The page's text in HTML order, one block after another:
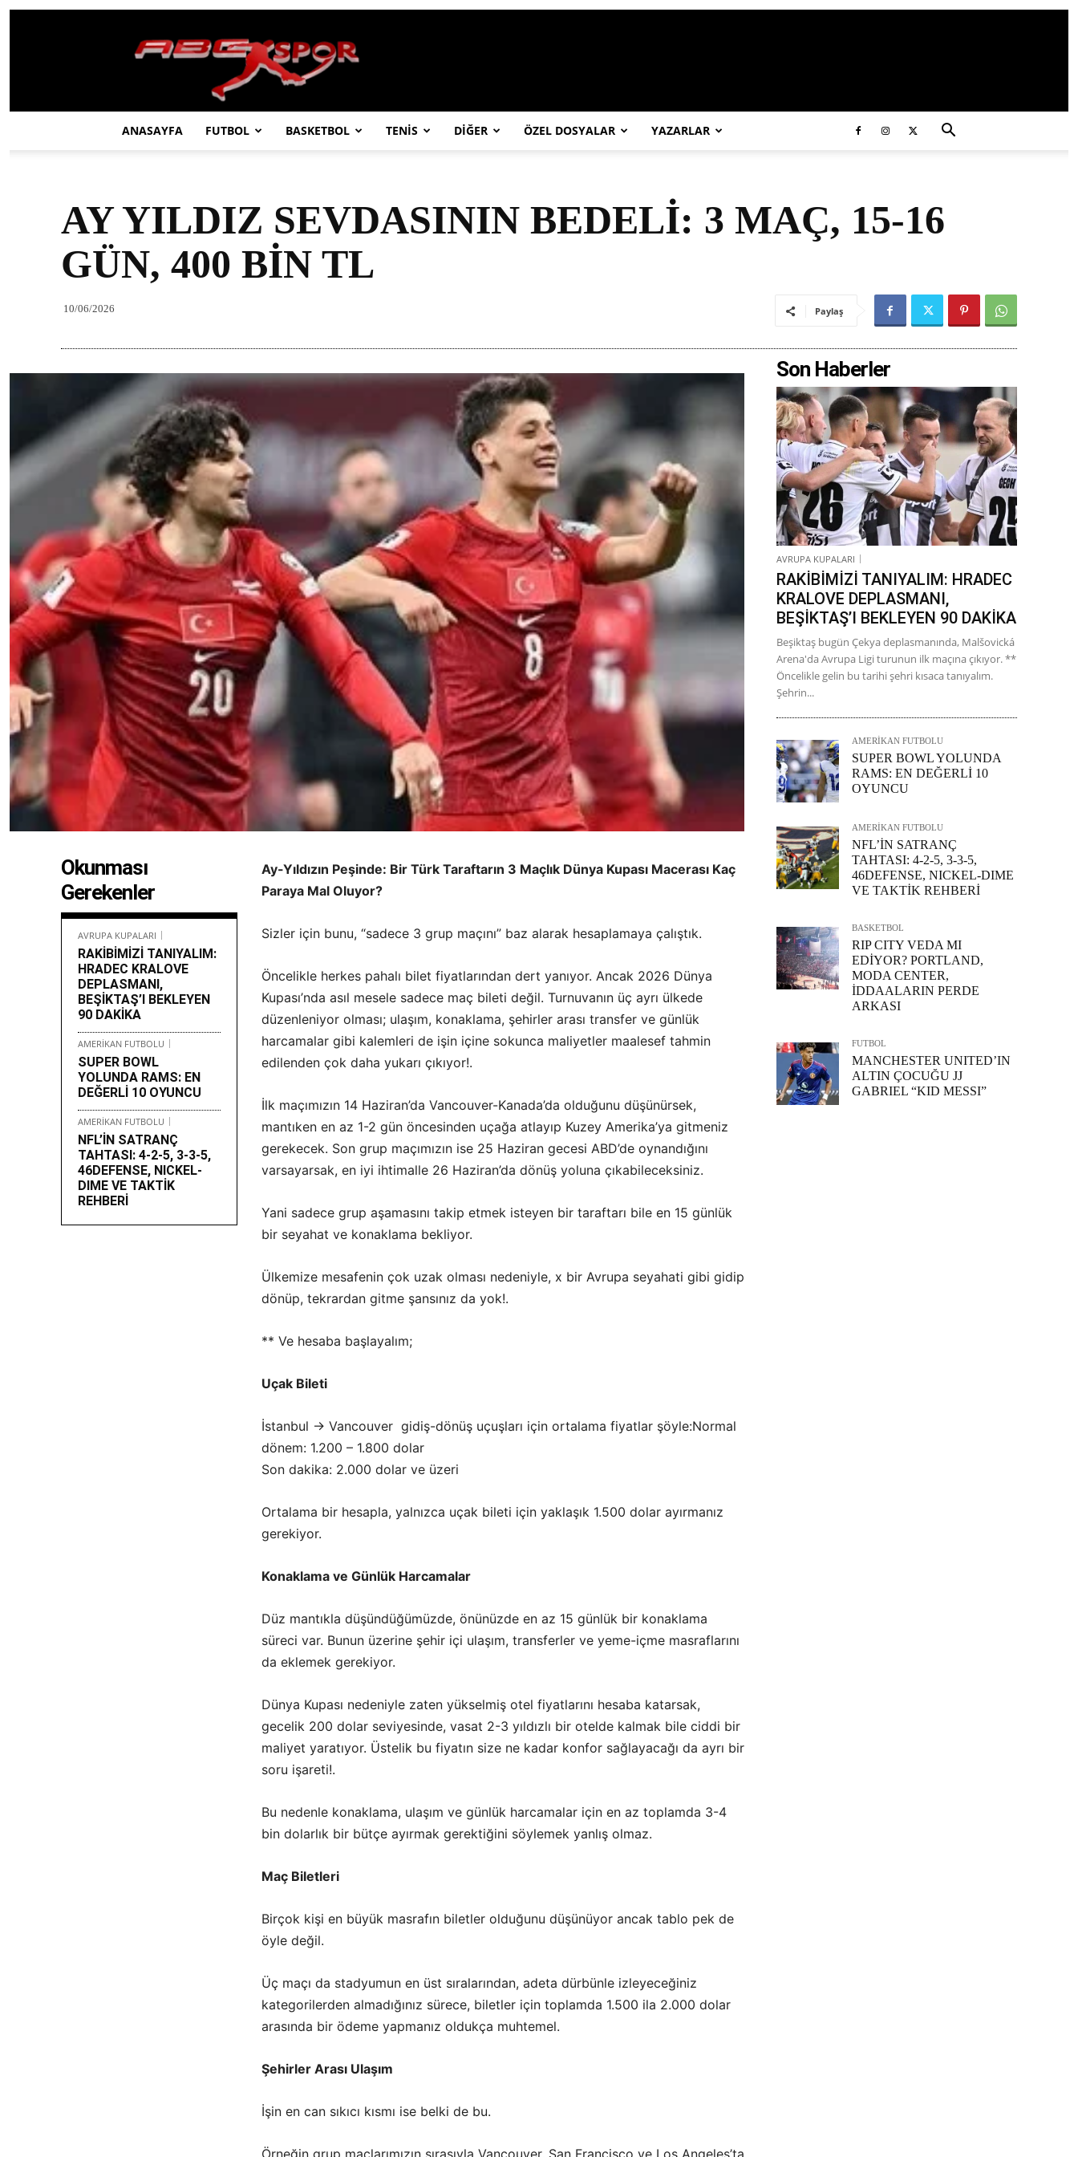
ABC
SPOR
ANASAYFA FUTBOL BASKETBOL TENİS DİĞER ÖZEL DOSYALAR YAZARLAR
AY YILDIZ SEVDASININ BEDELİ: 3 MAÇ, 15-16
GÜN, 400 BİN TL
10/06/2026 Paylaş
Okunması
Gerekenler
AVRUPA KUPALARI
RAKİBİMİZİ TANIYALIM:
HRADEC KRALOVE
DEPLASMANI,
BEŞİKTAŞ’I BEKLEYEN
90 DAKİKA
AMERİKAN FUTBOLU
SUPER BOWL
YOLUNDA RAMS: EN
DEĞERLİ 10 OYUNCU
AMERİKAN FUTBOLU
NFL’İN SATRANÇ
TAHTASI: 4-2-5, 3-3-5,
46DEFENSE, NICKEL-
DIME VE TAKTİK
REHBERİ
Ay-Yıldızın Peşinde: Bir Türk Taraftarın 3 Maçlık Dünya Kupası Macerası Kaç
Paraya Mal Oluyor?
Sizler için bunu, “sadece 3 grup maçını” baz alarak hesaplamaya çalıştık.
Öncelikle herkes pahalı bilet fiyatlarından dert yanıyor. Ancak 2026 Dünya
Kupası’nda asıl mesele sadece maç bileti değil. Turnuvanın üç ayrı ülkede
düzenleniyor olması; ulaşım, konaklama, şehirler arası transfer ve günlük
harcamalar gibi kalemleri de işin içine sokunca maliyetler maalesef tahmin
edilenden çok daha yukarı çıkıyor!.
İlk maçımızın 14 Haziran’da Vancouver-Kanada’da olduğunu düşünürsek,
mantıken en az 1-2 gün öncesinden uçağa atlayıp Kuzey Amerika’ya gitmeniz
gerekecek. Son grup maçımızın ise 25 Haziran gecesi ABD’de oynandığını
varsayarsak, en iyi ihtimalle 26 Haziran’da dönüş yoluna çıkabileceksiniz.
Yani sadece grup aşamasını takip etmek isteyen bir taraftarı bile en 15 günlük
bir seyahat ve konaklama bekliyor.
Ülkemize mesafenin çok uzak olması nedeniyle, x bir Avrupa seyahati gibi gidip
dönüp, tekrardan gitme şansınız da yok!.
** Ve hesaba başlayalım;
Uçak Bileti
İstanbul → Vancouver gidiş-dönüş uçuşları için ortalama fiyatlar şöyle:Normal
dönem: 1.200 – 1.800 dolar
Son dakika: 2.000 dolar ve üzeri
Ortalama bir hesapla, yalnızca uçak bileti için yaklaşık 1.500 dolar ayırmanız
gerekiyor.
Konaklama ve Günlük Harcamalar
Düz mantıkla düşündüğümüzde, önünüzde en az 15 günlük bir konaklama
süreci var. Bunun üzerine şehir içi ulaşım, transferler ve yeme-içme masraflarını
da eklemek gerekiyor.
Dünya Kupası nedeniyle zaten yükselmiş otel fiyatlarını hesaba katarsak,
gecelik 200 dolar seviyesinde, vasat 2-3 yıldızlı bir otelde kalmak bile ciddi bir
maliyet yaratıyor. Üstelik bu fiyatın size ne kadar konfor sağlayacağı da ayrı bir
soru işareti!.
Bu nedenle konaklama, ulaşım ve günlük harcamalar için en az toplamda 3-4
bin dolarlık bir bütçe ayırmak gerektiğini söylemek yanlış olmaz.
Maç Biletleri
Birçok kişi en büyük masrafın biletler olduğunu düşünüyor ancak tablo pek de
öyle değil.
Üç maçı da stadyumun en üst sıralarından, adeta dürbünle izleyeceğiniz
kategorilerden almadığınız sürece, biletler için toplamda 1.500 ila 2.000 dolar
arasında bir ödeme yapmanız oldukça muhtemel.
Şehirler Arası Ulaşım
İşin en can sıkıcı kısmı ise belki de bu.
Son Haberler
AVRUPA KUPALARI
RAKİBİMİZİ TANIYALIM: HRADEC
KRALOVE DEPLASMANI,
BEŞİKTAŞ’I BEKLEYEN 90 DAKİKA
Beşiktaş bugün Çekya deplasmanında, Malšovická
Arena'da Avrupa Ligi turunun ilk maçına çıkıyor. **
Öncelikle gelin bu tarihi şehri kısaca tanıyalım.
Şehrin...
AMERİKAN FUTBOLU
SUPER BOWL YOLUNDA
RAMS: EN DEĞERLİ 10
OYUNCU
AMERİKAN FUTBOLU
NFL’İN SATRANÇ
TAHTASI: 4-2-5, 3-3-5,
46DEFENSE, NICKEL-DIME
VE TAKTİK REHBERİ
BASKETBOL
RIP CITY VEDA MI
EDİYOR? PORTLAND,
MODA CENTER,
İDDAALARIN PERDE
ARKASI
FUTBOL
MANCHESTER UNITED’IN
ALTIN ÇOCUĞU JJ
GABRIEL “KID MESSI”